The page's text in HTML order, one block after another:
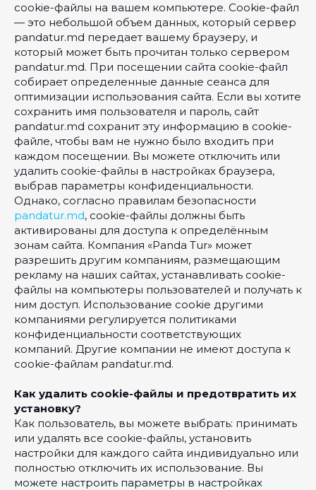
cookie-файлы на вашем компьютере. Cookie-файл
— это небольшой объем данных, который сервер
pandatur.md передает вашему браузеру, и
который может быть прочитан только сервером
pandatur.md. При посещении сайта cookie-файл
собирает определенные данные сеанса для
оптимизации использования сайта. Если вы хотите
сохранить имя пользователя и пароль, сайт
pandatur.md сохранит эту информацию в cookie-
файле, чтобы вам не нужно было входить при
каждом посещении. Вы можете отключить или
удалить cookie-файлы в настройках браузера,
выбрав параметры конфиденциальности.
Однако, согласно правилам безопасности
pandatur.md, cookie-файлы должны быть
активированы для доступа к определённым
зонам сайта. Компания «Panda Tur» может
разрешить другим компаниям, размещающим
рекламу на наших сайтах, устанавливать cookie-
файлы на компьютеры пользователей и получать к
ним доступ. Использование cookie другими
компаниями регулируется политиками
конфиденциальности соответствующих
компаний. Другие компании не имеют доступа к
cookie-файлам pandatur.md.
Как удалить cookie-файлы и предотвратить их
установку?
Как пользователь, вы можете выбрать: принимать
или удалять все cookie-файлы, установить
настройки для каждого сайта индивидуально или
полностью отключить их использование. Вы
можете настроить параметры в настройках